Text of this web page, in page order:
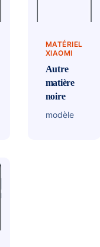
MATÉRIEL
XIAOMI
Autre
matière
noire
modèle